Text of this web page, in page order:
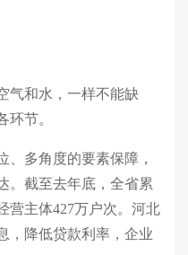
和水，一样不能缺
环节。
多角度的要素保障，
。截至去年底，全省累
营主体427万户次。河北
，降低贷款利率，企业